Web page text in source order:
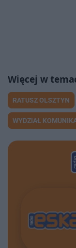
RATUSZ OLSZTYN
WYDZIAŁ